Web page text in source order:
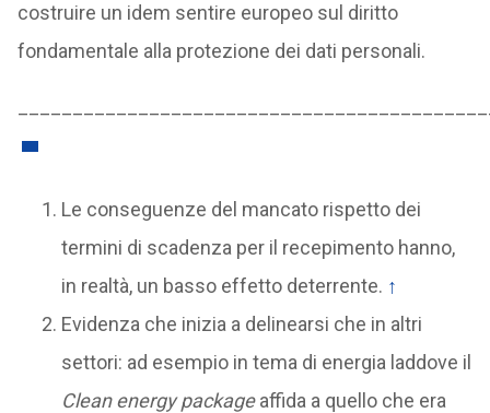
costruire un idem sentire europeo sul diritto
fondamentale alla protezione dei dati personali.
Le conseguenze del mancato rispetto dei
termini di scadenza per il recepimento hanno,
in realtà, un basso effetto deterrente. ↑
Evidenza che inizia a delinearsi che in altri
settori: ad esempio in tema di energia laddove il
Clean energy packageaffida a quello che era